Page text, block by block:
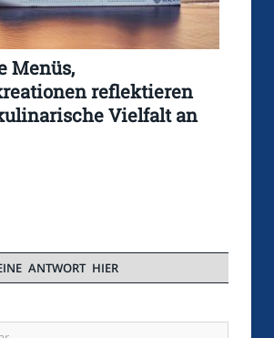
Menüs,
reflektieren
Vielfalt an
ANTWORT HIER